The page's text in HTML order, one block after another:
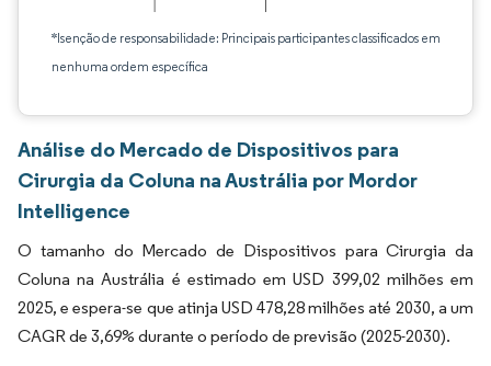
*Isenção de responsabilidade: Principais participantes classificados em
nenhuma ordem específica
Análise do Mercado de Dispositivos para
Cirurgia da Coluna na Austrália por Mordor
Intelligence
O tamanho do Mercado de Dispositivos para Cirurgia da
Coluna na Austrália é estimado em USD 399,02 milhões em
2025, e espera-se que atinja USD 478,28 milhões até 2030, a um
CAGR de 3,69% durante o período de previsão (2025-2030).